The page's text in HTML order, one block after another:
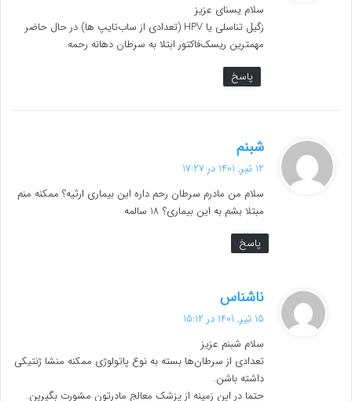
:
سلام یسنای عزیز
زگیل تناسلی یا HPV (تعدادی از ساب‌تایپ ها) در حال حاضر
مهمترین ریسک‌فاکتور ابتلا به سرطان دهانه رحمه.
پاسخ
شبنم
ف
:
12 تیر, 1401 در 17:27
سلام من مادرم سرطان رحم داره این بیماری ارثیه؟ ممکنه منم
مبتلا بشم به این بیماری؟ 18 سالمه
پاسخ
ناشناس
ف
15 تیر, 1401 در 15:12
سلام شبنم عزیز
تعدادی از سرطان‌ها بسته به نوع پاتولوژی ممکنه منشا ژنتیکی
داشته باشن.
حتما در این زمینه از پزشک معالج مادرتون مشورت بگیرین.